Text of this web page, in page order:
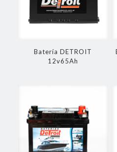
Batería DETROIT
12v65Ah